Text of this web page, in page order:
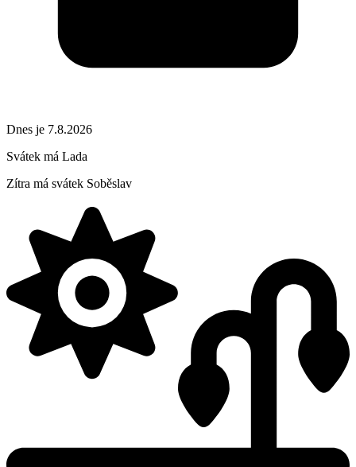
Dnes je 7.8.2026
Svátek má Lada
Zítra má svátek Soběslav